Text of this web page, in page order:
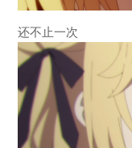
还不止一次